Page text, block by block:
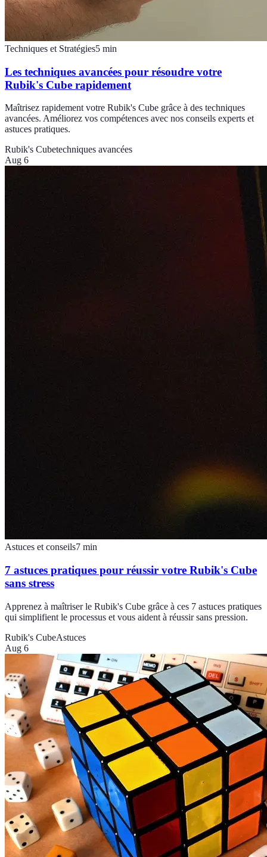
Techniques et Stratégies5 min
Les techniques avancées pour résoudre votre
Rubik's Cube rapidement
Maîtrisez rapidement votre Rubik's Cube grâce à des techniques
avancées. Améliorez vos compétences avec nos conseils experts et
astuces pratiques.
Rubik's Cubetechniques avancées
Aug 6
Astuces et conseils7 min
7 astuces pratiques pour réussir votre Rubik's Cube
sans stress
Apprenez à maîtriser le Rubik's Cube grâce à ces 7 astuces pratiques
qui simplifient le processus et vous aident à réussir sans pression.
Rubik's CubeAstuces
Aug 6